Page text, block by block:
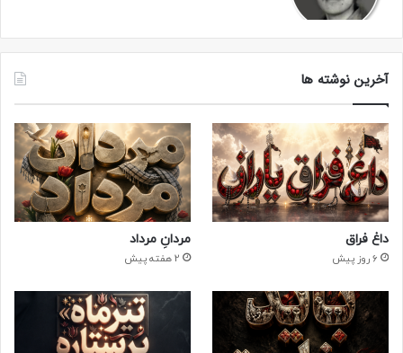
آخرین نوشته ها
داغ فراق
6 روز پیش
مردانِ مرداد
2 هفته پیش